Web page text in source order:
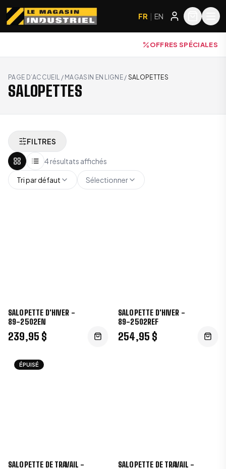
FR | EN
OFFRES SPÉCIALES
PAGE D’ACCUEIL / MAGASIN EN LIGNE / SALOPETTES
SALOPETTES
FILTRES
4 résultats affichés
Tri par défaut Sélectionner
SALOPETTE D'HIVER -
89-2502EN
239,95 $
SALOPETTE D'HIVER -
89-2502REF
254,95 $
ÉPUISÉ
SALOPETTE DE TRAVAIL -
SALOPETTE DE TRAVAIL -